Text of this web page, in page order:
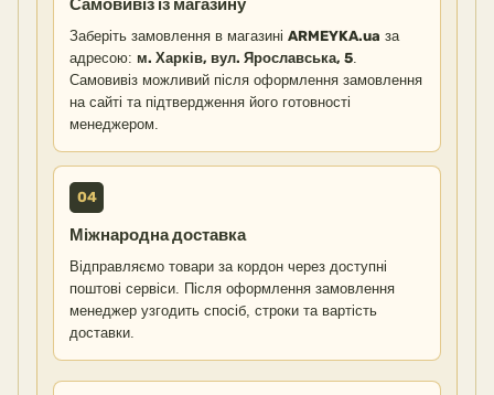
Самовивіз із магазину
Заберіть замовлення в магазині ARMEYKA.ua за
адресою: м. Харків, вул. Ярославська, 5.
Самовивіз можливий після оформлення замовлення
на сайті та підтвердження його готовності
менеджером.
04
Міжнародна доставка
Відправляємо товари за кордон через доступні
поштові сервіси. Після оформлення замовлення
менеджер узгодить спосіб, строки та вартість
доставки.